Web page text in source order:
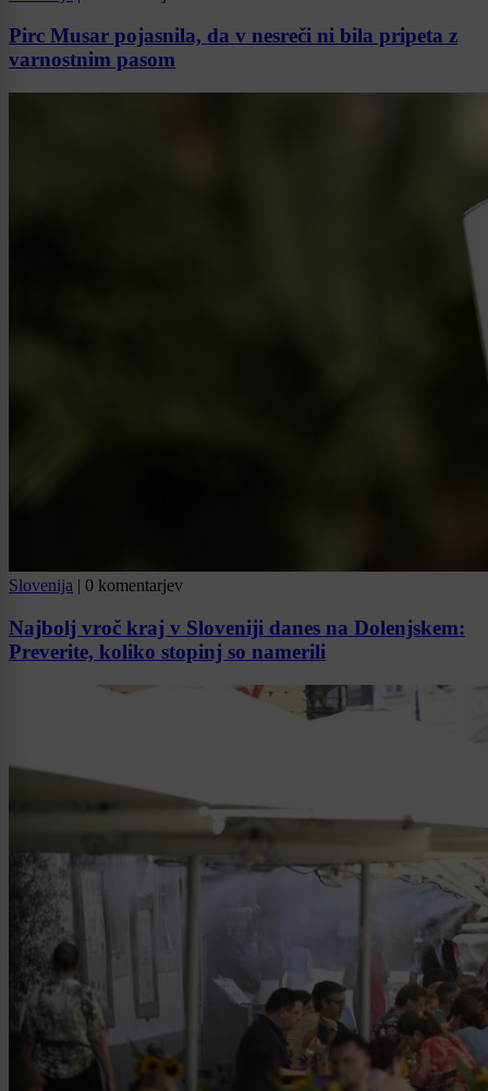
Pirc Musar pojasnila, da v nesreči ni bila pripeta z
varnostnim pasom
Slovenija | 0 komentarjev
Najbolj vroč kraj v Sloveniji danes na Dolenjskem:
Preverite, koliko stopinj so namerili